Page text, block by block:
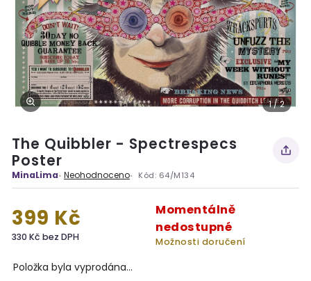
1 / 2
The Quibbler - Spectrespecs
Poster
MinaLima Neohodnoceno Kód: 64/M134
399 Kč
330 Kč bez DPH
Momentálně
nedostupné
Možnosti doručení
Položka byla vyprodána…